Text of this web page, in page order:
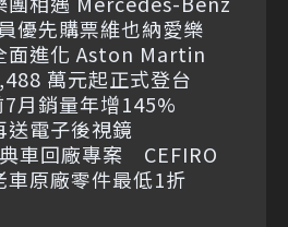
優先購票維也納愛樂
面進化 Aston Martin
萬元起正式登台
月銷量年增145%
電子後視鏡
車回廠專案 CEFIRO
原廠零件最低1折